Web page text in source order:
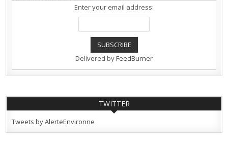
Enter your email address:
Delivered byFeedBurner
TWITTER
Tweets by AlerteEnvironne